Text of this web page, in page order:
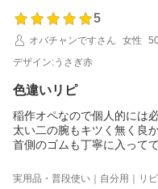
5
オバチャンですさん
女性
デザイン:うさぎ赤
色違いリピ
稲作オペなので個人的には
太い二の腕もキツく無く良
首側のゴムも丁寧に入って
実用品・普段使い｜自分用｜リピ